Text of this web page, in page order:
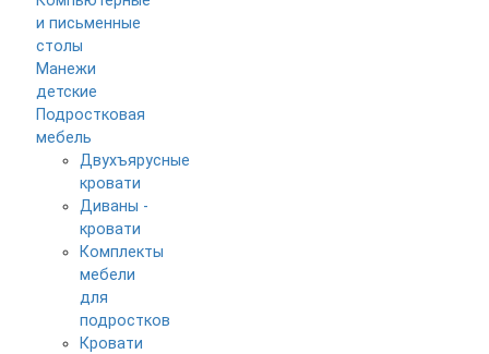
и письменные
столы
Манежи
детские
Подростковая
мебель
Двухъярусные
кровати
Диваны -
кровати
Комплекты
мебели
для
подростков
Кровати